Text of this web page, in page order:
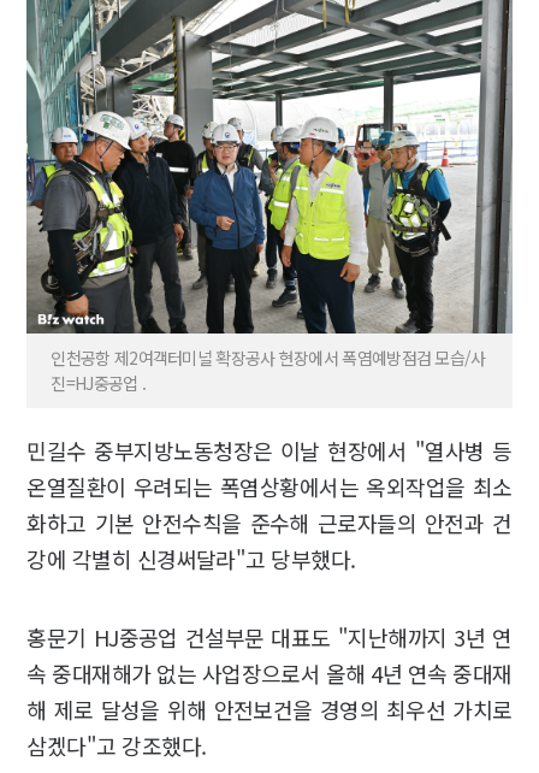
인천공항 제2여객터미널 확장공사 현장에서 폭염예방점검 모습/사
진=HJ중공업 .
민길수 중부지방노동청장은 이날 현장에서 "열사병 등
온열질환이 우려되는 폭염상황에서는 옥외작업을 최소
화하고 기본 안전수칙을 준수해 근로자들의 안전과 건
강에 각별히 신경써달라"고 당부했다.
홍문기 HJ중공업 건설부문 대표도 "지난해까지 3년 연
속 중대재해가 없는 사업장으로서 올해 4년 연속 중대재
해 제로 달성을 위해 안전보건을 경영의 최우선 가치로
삼겠다"고 강조했다.